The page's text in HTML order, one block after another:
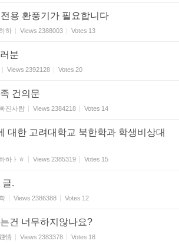
용 환풍기가 필요합니다
하 Views 2388003 Votes 13
분
Views 2392128 Votes 20
건의문
진사람 Views 2384218 Votes 14
대한 고려대학교 북한학과 학생비상대
하ㅏㅎ Views 2385319 Votes 15
글.
Views 2386388 Votes 12
건 너무하지않나요?
情 Views 2383378 Votes 18